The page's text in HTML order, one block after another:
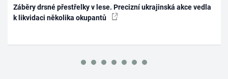
Záběry drsné přestřelky v lese. Precizní ukrajinská akce vedla
k likvidaci několika okupantů